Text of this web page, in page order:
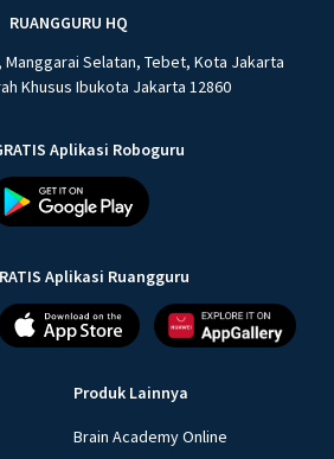
RUANGGURU HQ
Manggarai Selatan, Tebet, Kota Jakarta
Khusus Ibukota Jakarta 12860
Aplikasi Roboguru
Aplikasi Ruangguru
Produk Lainnya
Brain Academy Online